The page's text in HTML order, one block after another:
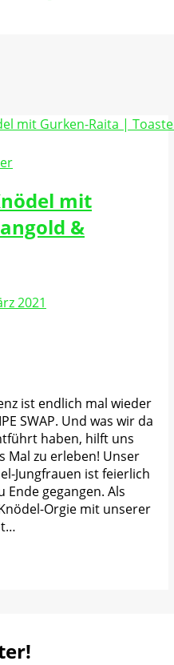
mit
&
2021
ist endlich mal wieder
SWAP. Und was wir da
haben, hilft uns
Mal zu erleben! Unser
Jungfrauen ist feierlich
gegangen. Als
Orgie mit unserer